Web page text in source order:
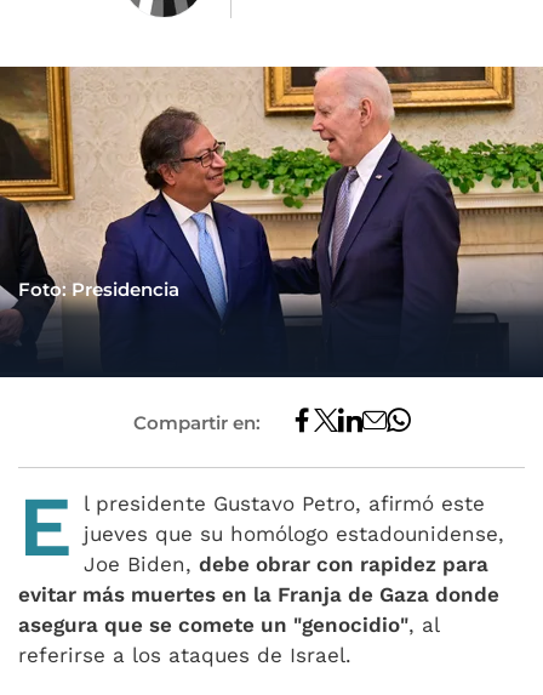
Foto: Presidencia
Compartir en:
E
l presidente Gustavo Petro, afirmó este
jueves que su homólogo estadounidense,
Joe Biden, debe obrar con rapidez para
evitar más muertes en la Franja de Gaza donde
asegura que se comete un "genocidio", al
referirse a los ataques de Israel.